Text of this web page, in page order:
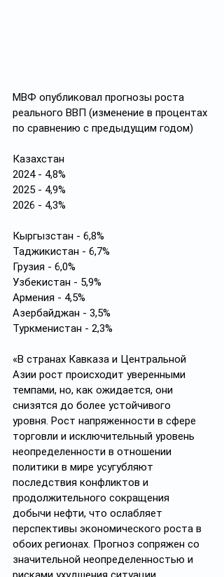
МВФ опубликовал прогнозы роста
реального ВВП (изменение в процентах
по сравнению с предыдущим годом)
Казахстан
2024 - 4,8%
2025 - 4,9%
2026 - 4,3%
Кыргызстан - 6,8%
Таджикистан - 6,7%
Грузия - 6,0%
Узбекистан - 5,9%
Армения - 4,5%
Азербайджан - 3,5%
Туркменистан - 2,3%
«В странах Кавказа и Центральной
Азии рост происходит уверенными
темпами, но, как ожидается, они
снизятся до более устойчивого
уровня. Рост напряженности в сфере
торговли и исключительный уровень
неопределенности в отношении
политики в мире усугубляют
последствия конфликтов и
продолжительного сокращения
добычи нефти, что ослабляет
перспективы экономического роста в
обоих регионах. Прогноз сопряжен со
значительной неопределенностью и